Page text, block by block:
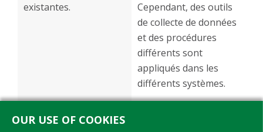
existantes.
Cependant, des outils
de collecte de données
et des procédures
différents sont
appliqués dans les
différents systèmes.
OUR USE OF COOKIES